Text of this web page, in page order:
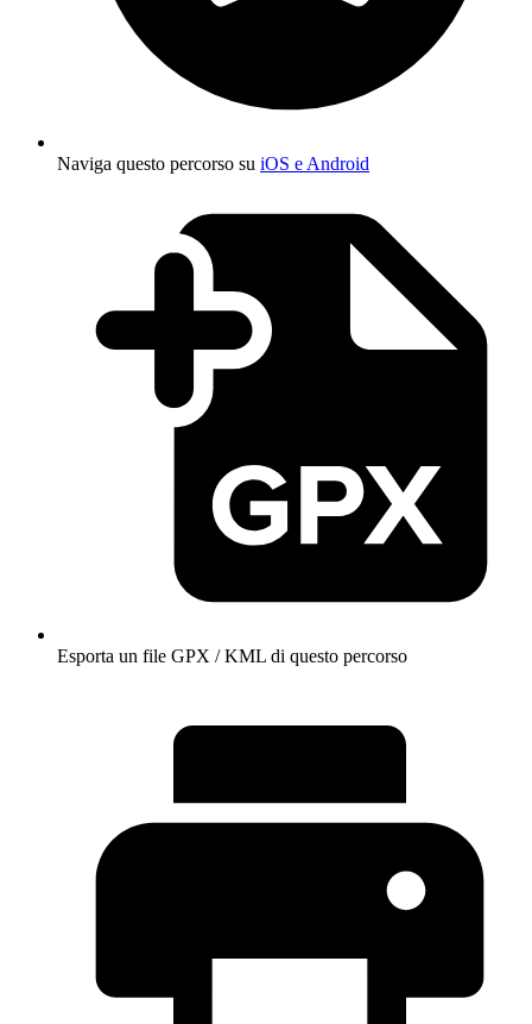
Naviga questo percorso su iOS e Android
Esporta un file GPX / KML di questo percorso